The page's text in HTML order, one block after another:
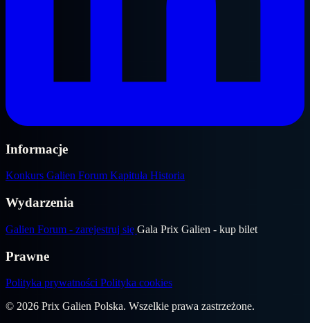
Informacje
Konkurs Galien Forum Kapituła Historia
Wydarzenia
Galien Forum - zarejestruj się Gala Prix Galien - kup bilet
Prawne
Polityka prywatności Polityka cookies
© 2026 Prix Galien Polska. Wszelkie prawa zastrzeżone.